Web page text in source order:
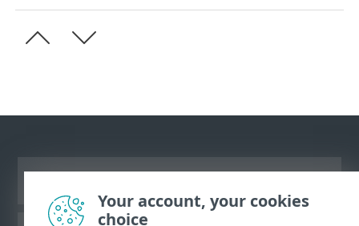
Your account, your cookies
choice